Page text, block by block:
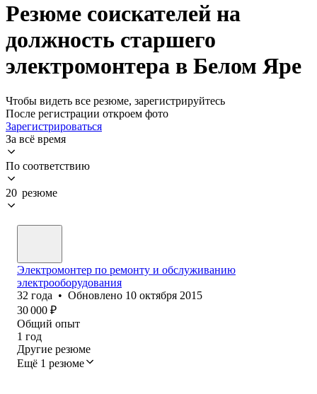
Резюме соискателей на
должность старшего
электромонтера в Белом Яре
Чтобы видеть все резюме, зарегистрируйтесь
После регистрации откроем фото
Зарегистрироваться
За всё время
По соответствию
20 резюме
Электромонтер по ремонту и обслуживанию
электрооборудования
32 года • Обновлено 10 октября 2015
30 000 ₽
Общий опыт
1 год
Другие резюме
Ещё 1 резюме